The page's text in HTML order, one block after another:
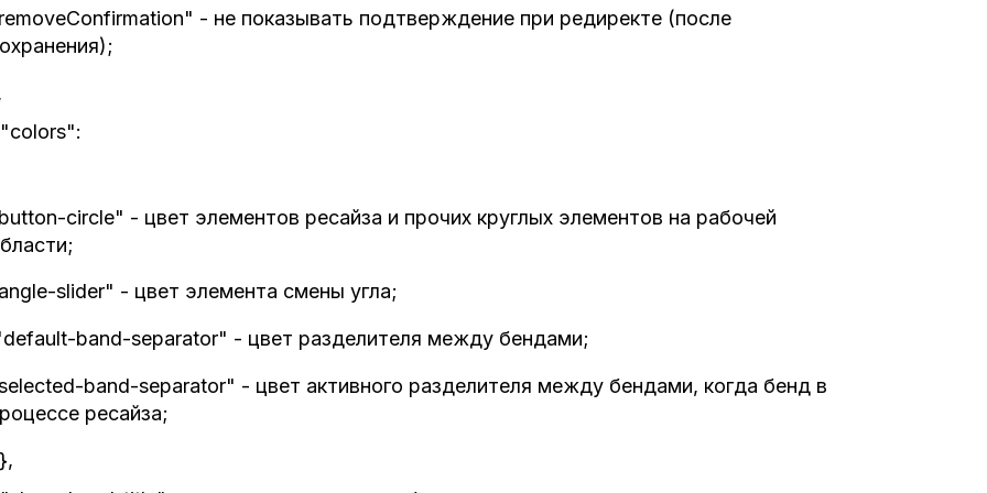
- не показывать подтверждение при редиректе (после
"colors":
circle" - цвет элементов ресайза и прочих круглых элементов на рабочей
slider" - цвет элемента смены угла;
band-separator" - цвет разделителя между бендами;
band-separator" - цвет активного разделителя между бендами, когда бенд в
ресайза;
},